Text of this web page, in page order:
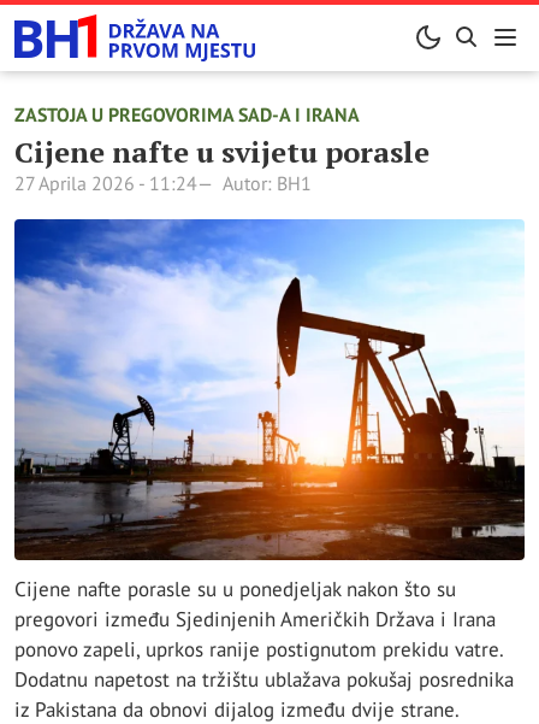
ZASTOJA U PREGOVORIMA SAD-A I IRANA
Cijene nafte u svijetu porasle
27 Aprila 2026 - 11:24 Autor: BH1
Cijene nafte porasle su u ponedjeljak nakon što su
pregovori između Sjedinjenih Američkih Država i Irana
ponovo zapeli, uprkos ranije postignutom prekidu vatre.
Dodatnu napetost na tržištu ublažava pokušaj posrednika
iz Pakistana da obnovi dijalog između dvije strane.